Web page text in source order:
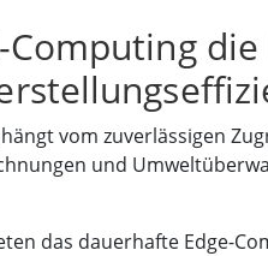
vom zuverlässigen
und
das dauerhafte Edge-